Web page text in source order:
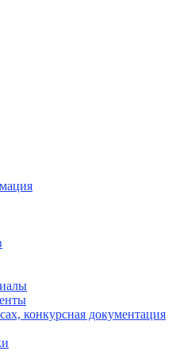
конкурсная документация